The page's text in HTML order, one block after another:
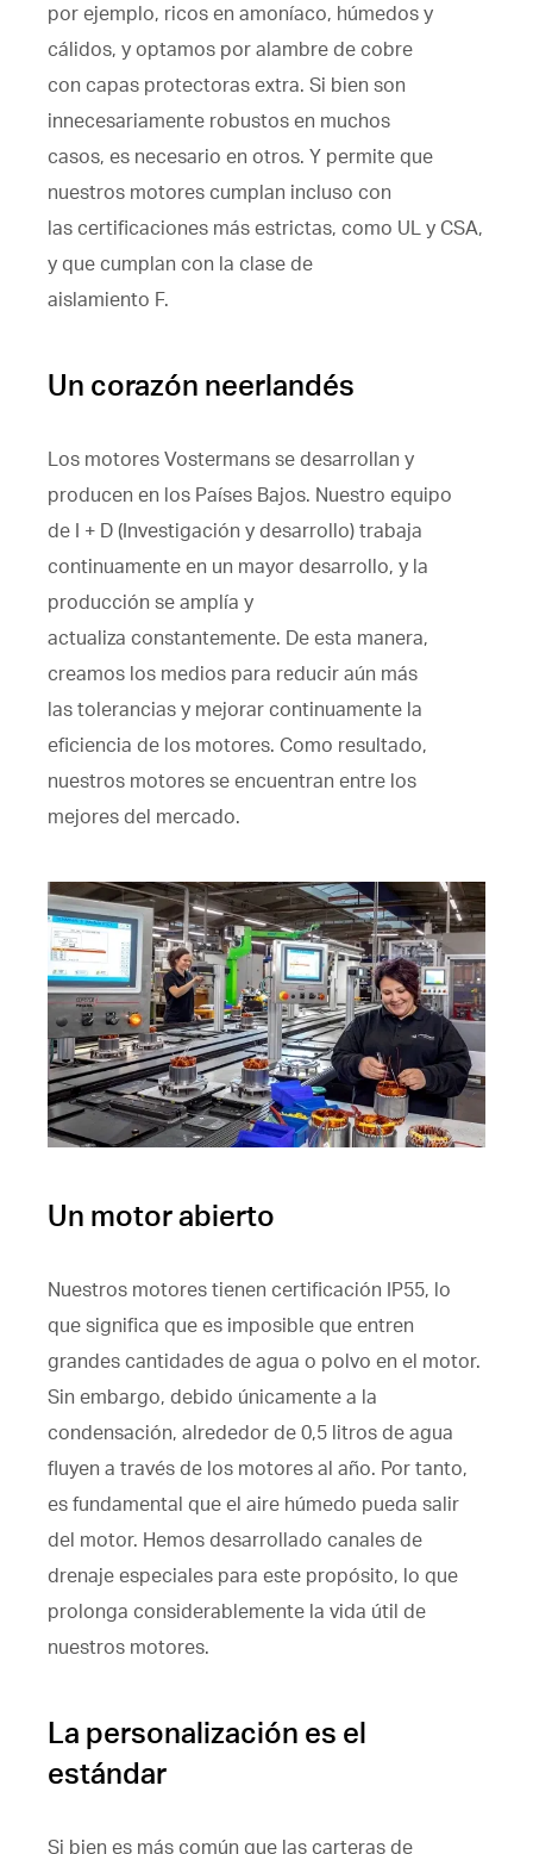
por ejemplo, ricos en amoníaco, húmedos y
cálidos, y optamos por alambre de cobre
con capas protectoras extra. Si bien son
innecesariamente robustos en muchos
casos, es necesario en otros. Y permite que
nuestros motores cumplan incluso con
las certificaciones más estrictas, como UL y CSA,
y que cumplan con la clase de
aislamiento F.
Un corazón neerlandés
Los motores Vostermans se desarrollan y
producen en los Países Bajos. Nuestro equipo
de I + D (Investigación y desarrollo) trabaja
continuamente en un mayor desarrollo, y la
producción se amplía y
actualiza constantemente. De esta manera,
creamos los medios para reducir aún más
las tolerancias y mejorar continuamente la
eficiencia de los motores. Como resultado,
nuestros motores se encuentran entre los
mejores del mercado.
Un motor abierto
Nuestros motores tienen certificación IP55, lo
que significa que es imposible que entren
grandes cantidades de agua o polvo en el motor.
Sin embargo, debido únicamente a la
condensación, alrededor de 0,5 litros de agua
fluyen a través de los motores al año. Por tanto,
es fundamental que el aire húmedo pueda salir
del motor. Hemos desarrollado canales de
drenaje especiales para este propósito, lo que
prolonga considerablemente la vida útil de
nuestros motores.
La personalización es el
estándar
Si bien es más común que las carteras de